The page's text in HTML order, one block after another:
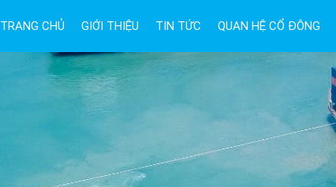
TRANG CHỦ GIỚI THIỆU TIN TỨC QUAN HỆ CỔ ĐÔNG